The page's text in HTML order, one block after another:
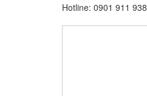
Hotline: 0901 911 938